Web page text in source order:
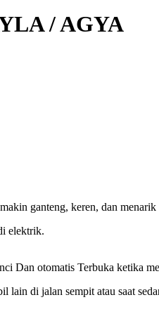
/ AGYA
ganteng, keren, dan menarik
elektrik.
Dan otomatis Terbuka ketika
lain di jalan sempit atau saat